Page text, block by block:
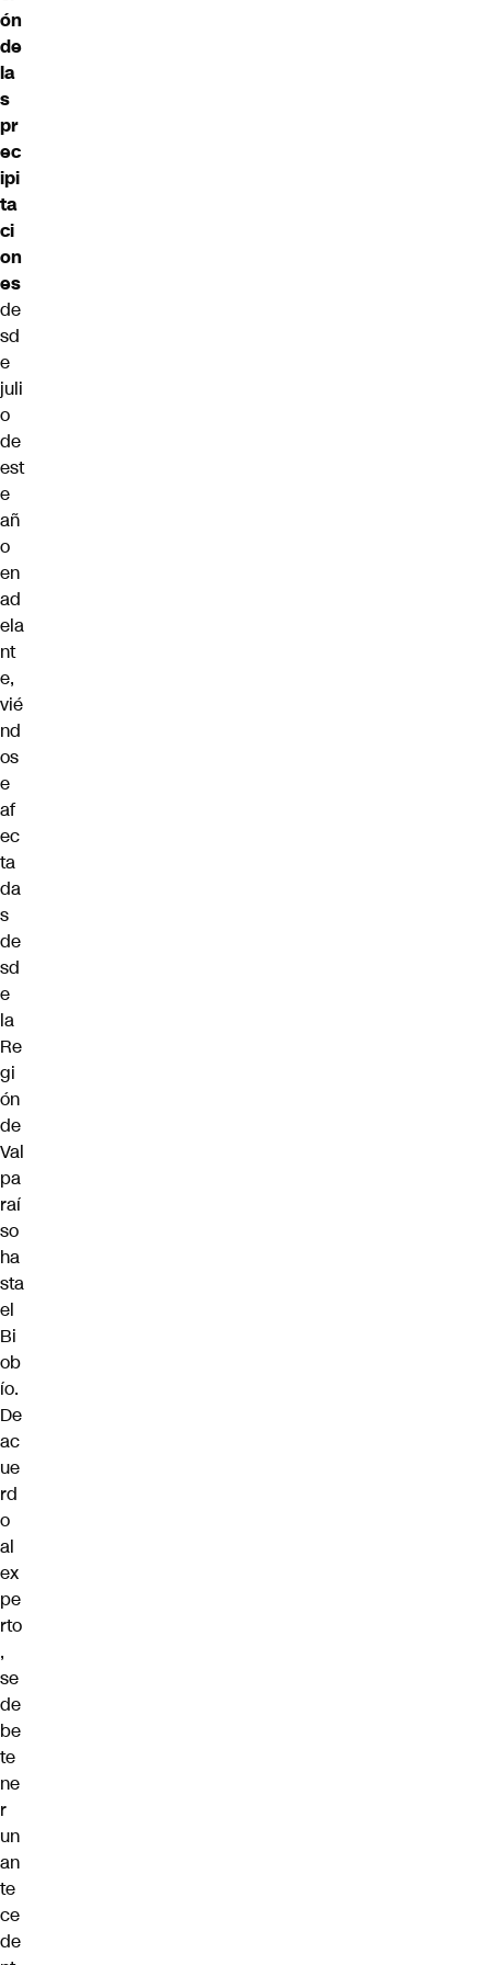
ón
de
la
s
pr
ec
ipi
ta
ci
on
es
de
sd
e
juli
o
de
est
e
añ
o
en
ad
ela
nt
e,
vié
nd
os
e
af
ec
ta
da
s
de
sd
e
la
Re
gi
ón
de
Val
pa
raí
so
ha
sta
el
Bi
ob
ío.
De
ac
ue
rd
o
al
ex
pe
rto
,
se
de
be
te
ne
r
un
an
te
ce
de